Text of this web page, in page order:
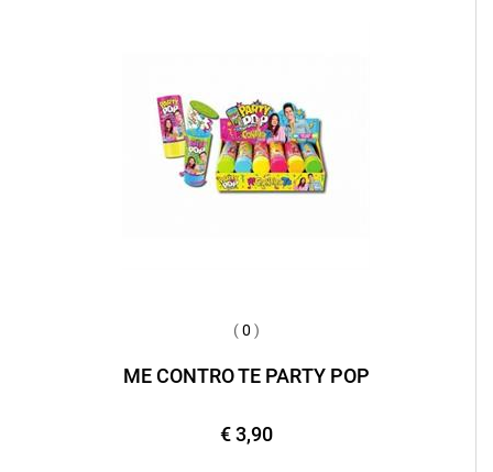
( 0 )
ME CONTRO TE PARTY POP
€ 3,90